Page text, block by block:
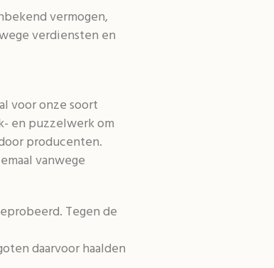
vermogen,
verdiensten en
voor onze soort
en puzzelwerk om
producenten.
vanwege
Tegen de
daarvoor haalden